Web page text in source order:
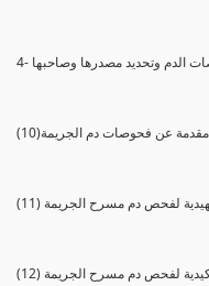
الدم وتحديد مصدرها وصاحبها
(10)مقدمة عن فحوصات دم الجريمة
لفحص دم مسرح الجريمة
التأكيدية لفحص دم مسرح الجريمة